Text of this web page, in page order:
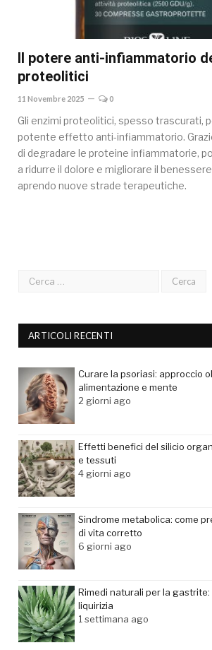
Il potere anti-infiammatorio
proteolitici
11 Novembre 2025 0
Gli enzimi proteolitici, spesso trascurati,
potente effetto anti-infiammatorio.
di degradare le proteine infiammatorie,
a ridurre il dolore e migliorare il
aprendo nuove strade terapeutiche.
ARTICOLI RECENTI
Curare la psoriasi: approccio
alimentazione e mente
2 giorni ago
Effetti benefici del silicio
e tessuti
4 giorni ago
Sindrome metabolica: come
di vita corretto
6 giorni ago
Rimedi naturali per la gastrite:
liquirizia
1 settimana ago